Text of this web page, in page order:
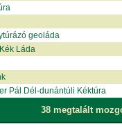
geoláda
Láda
Pál Dél-dunántúli Kéktúra
38 megtalált